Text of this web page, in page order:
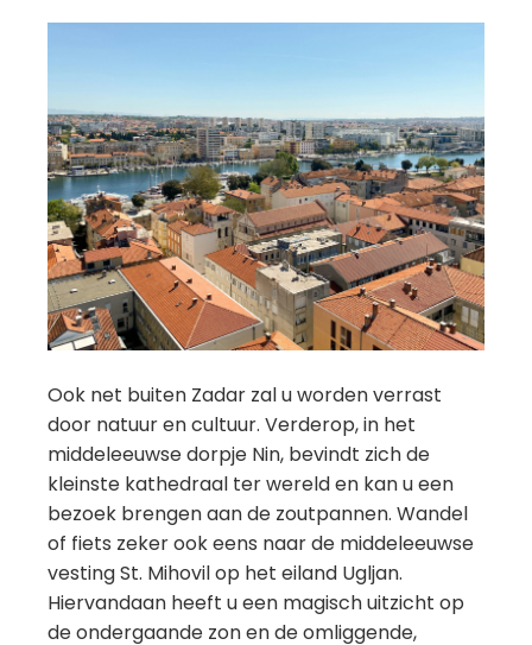
Ook net buiten Zadar zal u worden verrast
door natuur en cultuur. Verderop, in het
middeleeuwse dorpje Nin, bevindt zich de
kleinste kathedraal ter wereld en kan u een
bezoek brengen aan de zoutpannen. Wandel
of fiets zeker ook eens naar de middeleeuwse
vesting St. Mihovil op het eiland Ugljan.
Hiervandaan heeft u een magisch uitzicht op
de ondergaande zon en de omliggende,